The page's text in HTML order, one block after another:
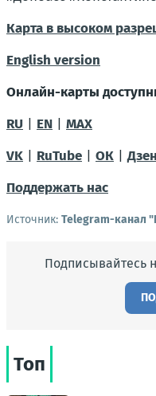
Карта в высоком
English version
Онлайн-карты
RU
EN
MAX
VK
RuTube ОК |Дзен
Поддержать нас
Источник: Telegram-канал
Подписывайтесь
Топ